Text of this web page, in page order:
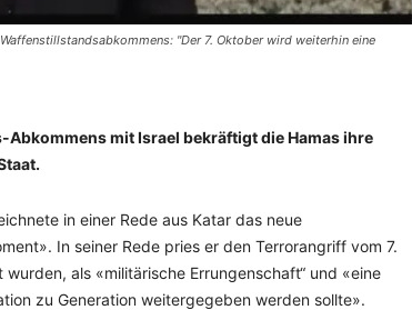
"Der 7. Oktober wird weiterhin eine
mit Israel bekräftigt die Hamas ihre
in einer Rede aus Katar das neue
In seiner Rede pries er den Terrorangriff vom 7.
als «militärische Errungenschaft“ und «eine
zu Generation weitergegeben werden sollte».